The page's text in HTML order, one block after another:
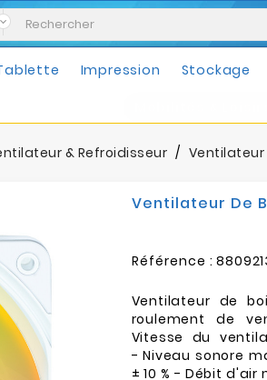
Impression Stockage
& Refroidisseur Ventilateur
Ventilateur De
Référence :
Ventilateur de
roulement de
Vitesse du
- Niveau sonore
± 10 % - Débit d'air